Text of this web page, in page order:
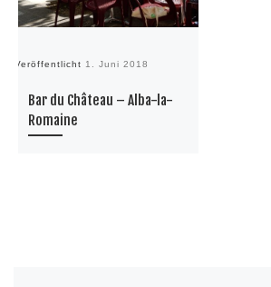
Veröffentlicht 1. Juni 2018
Bar du Château – Alba-la-
Romaine